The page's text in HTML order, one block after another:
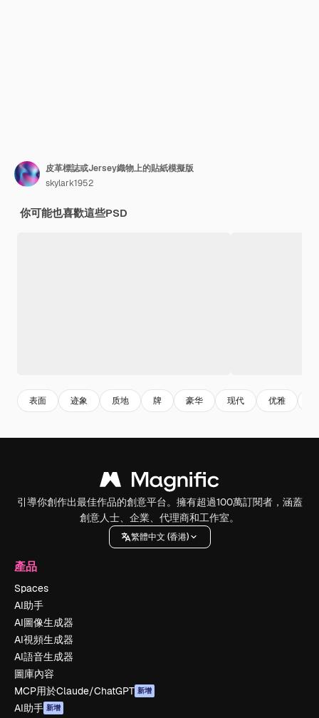
皮革標誌或Jersey織物上的貼紙模擬版
skylark1952
你可能也喜歡這些PSD
表面 迹象 质地 牌 豪华 现代 优雅
引導你創作出最佳作品的創意平台。擁有超過100萬訂閱者，涵蓋
創意人士、企業、代理商和工作室。
繁體中文 (香港)
產品
Spaces
AI助手
AI圖像生成器
AI視頻生成器
AI語音生成器
圖庫內容
MCP用於Claude/ChatGPT 新增
AI助手 新增